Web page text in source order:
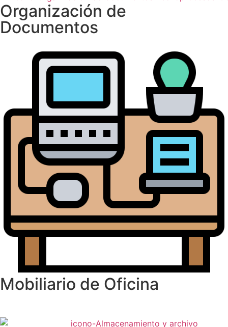
Organización de
Documentos
Mobiliario de Oficina